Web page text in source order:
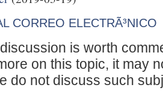
CORREO ELECTRÃ³NICO
is worth
on this topic, it may
do not discuss such